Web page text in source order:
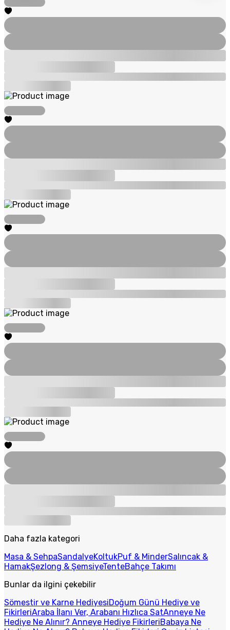
Daha fazla kategori
Masa & SehpaSandalyeKoltukPuf & MinderSalıncak &
HamakŞezlong & ŞemsiyeTenteBahçe Takımı
Bunlar da ilgini çekebilir
Sömestir ve Karne HediyesiDoğum Günü Hediye ve
FikirleriAraba İlanı Ver, Arabanı Hızlıca SatAnneye Ne
Hediye Ne Alınır? Anneye Hediye FikirleriBabaya Ne